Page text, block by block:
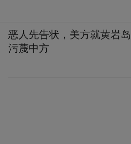
恶人先告状，美方就黄岩岛
污蔑中方